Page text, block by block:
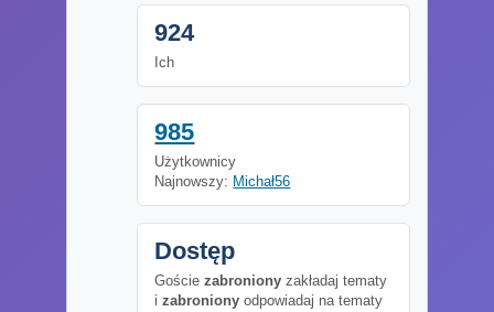
924
Ich
985
Użytkownicy
Najnowszy: Michał56
Dostęp
Gościezabroniony zakładaj tematy
izabroniony odpowiadaj na tematy